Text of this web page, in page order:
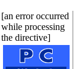
[an error occurred
while processing
the directive]